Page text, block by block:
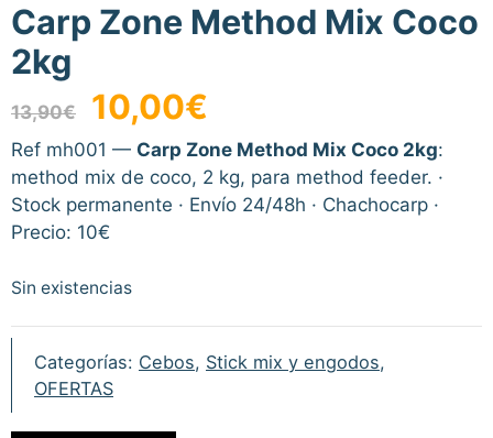
Carp Zone Method Mix Coco
2kg
13,90€
El
precio
original
era:
13,90€.
10,00€
actual
es:
10,00€.
Ref mh001 — Carp Zone Method Mix Coco 2kg:
method mix de coco, 2 kg, para method feeder. ·
Stock permanente · Envío 24/48h · Chachocarp ·
Precio: 10€
Sin existencias
Categorías: Cebos, Stick mix y engodos,
OFERTAS